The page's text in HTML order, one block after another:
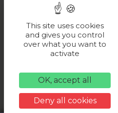
ESPACE PRESSE
LES
Politique
Une réalisation
This site uses cookies
and gives you control
over what you want to
activate
OK, accept all
Deny all cookies